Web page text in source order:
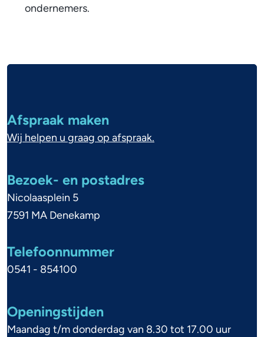
ondernemers.
g
e
e
n
e
n
f
r
Afspraak maken
Wij helpen u graag op afspraak.
Bezoek- en postadres
Nicolaasplein 5
7591 MA Denekamp
Telefoonnummer
0541 - 854100
Openingstijden
Maandag t/m donderdag van 8.30 tot 17.00 uur